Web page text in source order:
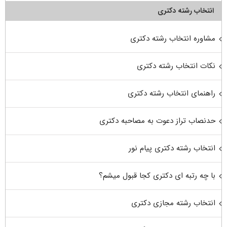
انتخاب رشته دکتری
مشاوره انتخاب رشته دکتری
نکات انتخاب رشته دکتری
راهنمای انتخاب رشته دکتری
حدنصاب تراز دعوت به مصاحبه دکتری
انتخاب رشته دکتری پیام نور
با چه رتبه ای دکتری کجا قبول میشم؟
انتخاب رشته مجازی دکتری